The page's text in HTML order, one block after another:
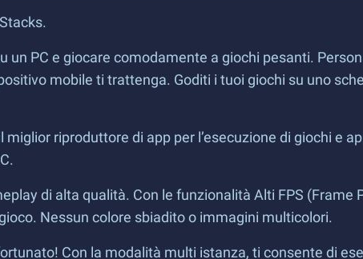
PC e giocare comodamente a giochi pesanti.
mobile ti trattenga. Goditi i tuoi giochi su uno
riproduttore di app per l’esecuzione di giochi e
di alta qualità. Con le funzionalità Alti FPS (Frame
Nessun colore sbiadito o immagini multicolori.
Con la modalità multi istanza, ti consente di